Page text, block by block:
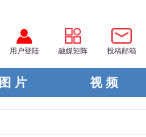
用户登陆 融媒矩阵 投稿邮箱
图 片 视 频